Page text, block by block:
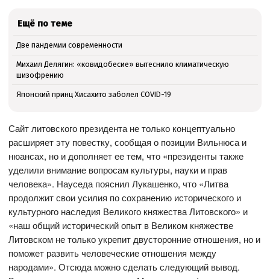
Ещё по теме
Две пандемии современности
Михаил Делягин: «ковидобесие» вытеснило климатическую
шизофрению
Японский принц Хисахито заболел COVID-19
Сайт литовского президента не только концептуально
расширяет эту повестку, сообщая о позиции Вильнюса и
нюансах, но и дополняет ее тем, что «президенты также
уделили внимание вопросам культуры, науки и прав
человека». Науседа пояснил Лукашенко, что «Литва
продолжит свои усилия по сохранению исторического и
культурного наследия Великого княжества Литовского» и
«наш общий исторический опыт в Великом княжестве
Литовском не только укрепит двусторонние отношения, но и
поможет развить человеческие отношения между
народами». Отсюда можно сделать следующий вывод.